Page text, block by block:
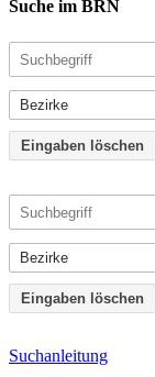
Suche im BRN
Eingaben löschen
Eingaben löschen
Suchanleitung